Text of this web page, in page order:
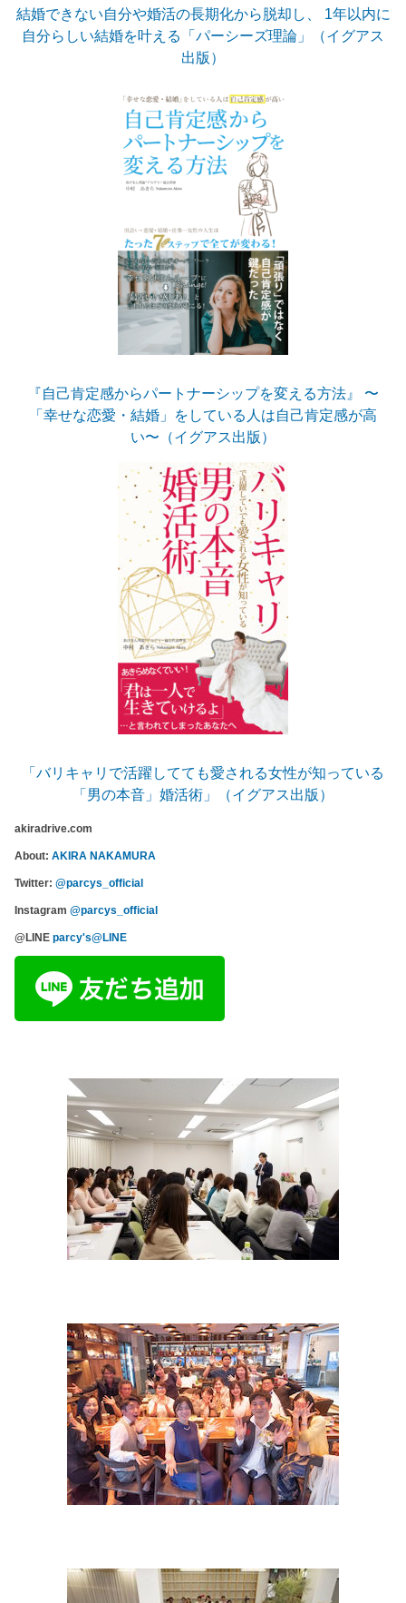
結婚できない自分や婚活の長期化から脱却し、 1年以内に
自分らしい結婚を叶える「パーシーズ理論」（イグアス
出版）
『自己肯定感からパートナーシップを変える方法』 〜
「幸せな恋愛・結婚」をしている人は自己肯定感が高
い〜（イグアス出版）
「バリキャリで活躍してても愛される女性が知っている
「男の本音」婚活術」（イグアス出版）
akiradrive.com
About:AKIRA NAKAMURA
Twitter:@parcys_official
Instagram@parcys_official
@LINEparcy's@LINE